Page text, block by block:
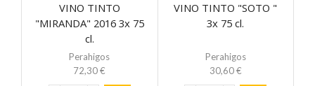
VINO TINTO
"MIRANDA" 2016 3x 75
cl.
Perahigos
72,30€
VINO TINTO "SOTO "
3x 75 cl.
Perahigos
30,60€